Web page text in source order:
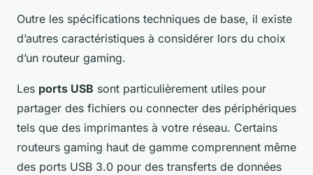
Outre les spécifications techniques de base, il existe
d’autres caractéristiques à considérer lors du choix
d’un routeur gaming.
Les ports USB sont particulièrement utiles pour
partager des fichiers ou connecter des périphériques
tels que des imprimantes à votre réseau. Certains
routeurs gaming haut de gamme comprennent même
des ports USB 3.0 pour des transferts de données